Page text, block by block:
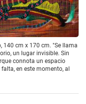
140 cm x 170 cm. "Se llama
un lugar invisible. Sin
connota un espacio
en este momento, al